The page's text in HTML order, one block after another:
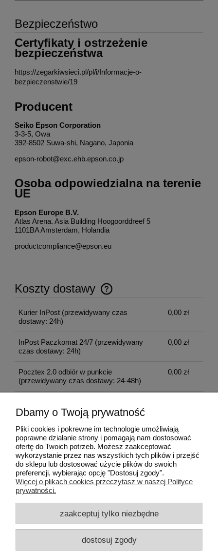
Bezpieczeństwo
Certyfikaty i ostrzeżenie
bezpieczeństwa
https://zegarkiwsieci.pl/pl/i/Informacje-o-
bezpieczenstwie/19
Producent
Seiko Epson Corporation
3-3-5, Owa
392-8502 Suwa-shi, Nagano, Japonia
epson-robot@exc.ehb.epson.co.jp
Osoba odpowiedzialna na terenie
UE
Epson Europe B.V.
Atlas Arena. Asia Building Hoogoorddreef 5
1101BA Amsterdam, Holandia
productcompliance@epson.eu
Koszty dostawy
Cena nie zawiera ewentualnych kosztów płatności
Kurier InPost(przewidywany czas
dostawy: 24h)
0,00 zł
InPost Paczkomat 24/7(przewidywany
czas dostawy: 24h)
0,00 zł
Pocztex 2.0 odbiór w punkcie
(przewidywany czas dostawy: 24-48h)
0,00 zł
24-48h)
odbiór osobisty(odbiór w siedzibie firmy) 0,00 zł
Pomoc
Płatności i dostawa
Informacje
Dbamy o Twoją prywatność
Pliki cookies i pokrewne im technologie umożliwiają
poprawne działanie strony i pomagają nam dostosować
ofertę do Twoich potrzeb. Możesz zaakceptować
wykorzystanie przez nas wszystkich tych plików i przejść
do sklepu lub dostosować użycie plików do swoich
preferencji, wybierając opcję "Dostosuj zgody".
Więcej o plikach cookies przeczytasz w naszej Polityce
prywatności.
zaakceptuj tylko niezbędne
dostosuj zgody